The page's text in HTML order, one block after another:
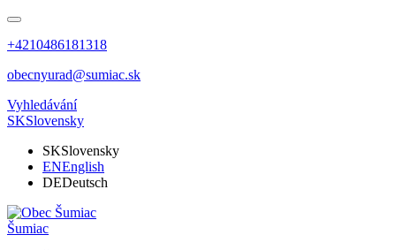
+4210486181318
obecnyurad@sumiac.sk
Vyhledávání
SKSlovensky
SKSlovensky
ENEnglish
DEDeutsch
Šumiac